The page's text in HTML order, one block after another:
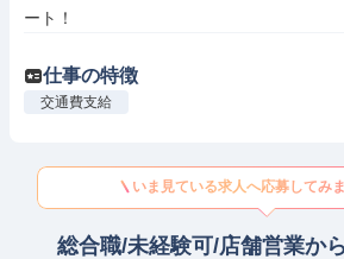
ート！
仕事の特徴
交通費支給
いま見ている求人へ応募してみ
総合職/未経験可/店舗営業か